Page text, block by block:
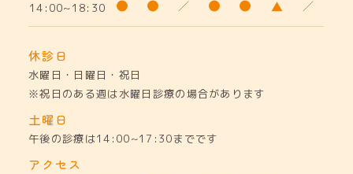
14:00~18:30
休診日
水曜日・日曜日・祝日
※祝日のある週は水曜日診療の場合があります
土曜日
午後の診療は14:00~17:30までです
アクセス